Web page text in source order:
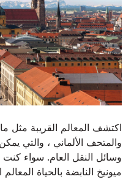
اكتشف المعالم القريبة مثل
والمتحف الألماني ، والتي
وسائل النقل العام. سواء كنت
ميونيخ النابضة بالحياة